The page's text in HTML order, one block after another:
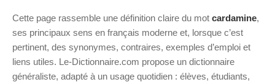
Cette page rassemble une définition claire du mot cardamine,
ses principaux sens en français moderne et, lorsque c’est
pertinent, des synonymes, contraires, exemples d’emploi et
liens utiles. Le-Dictionnaire.com propose un dictionnaire
généraliste, adapté à un usage quotidien : élèves, étudiants,